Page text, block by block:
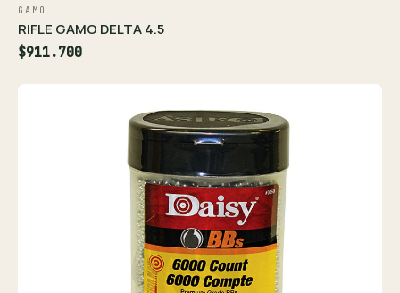
GAMO
RIFLE GAMO DELTA 4.5
$911.700